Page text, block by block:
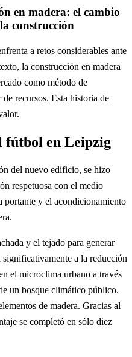
en madera: el cambio
construcción
a retos considerables ante
la construcción en madera
como método de
recursos. Esta historia de
fútbol en Leipzig
del nuevo edificio, se hizo
respetuosa con el medio
portante y el acondicionamiento
y el tejado para generar
a la reducción
el microclima urbano a través
un bosque climático público.
de madera. Gracias al
se completó en sólo diez